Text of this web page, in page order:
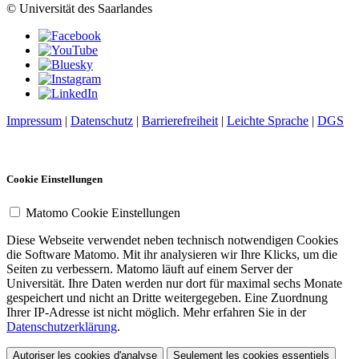
© Universität des Saarlandes
Impressum | Datenschutz | Barrierefreiheit | Leichte Sprache | DGS
Cookie Einstellungen
Matomo Cookie Einstellungen
Diese Webseite verwendet neben technisch notwendigen Cookies
die Software Matomo. Mit ihr analysieren wir Ihre Klicks, um die
Seiten zu verbessern. Matomo läuft auf einem Server der
Universität. Ihre Daten werden nur dort für maximal sechs Monate
gespeichert und nicht an Dritte weitergegeben. Eine Zuordnung
Ihrer IP-Adresse ist nicht möglich. Mehr erfahren Sie in der
Datenschutzerklärung.
Autoriser les cookies d'analyse Seulement les cookies essentiels